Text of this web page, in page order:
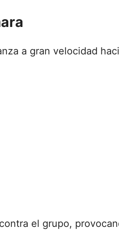
a gran velocidad
el grupo,